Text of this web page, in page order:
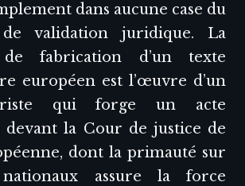
dans aucune case du
validation juridique. La
fabrication d’un texte
européen est l’œuvre d’un
qui forge un acte
devant la Cour de justice de
dont la primauté sur
assure la force